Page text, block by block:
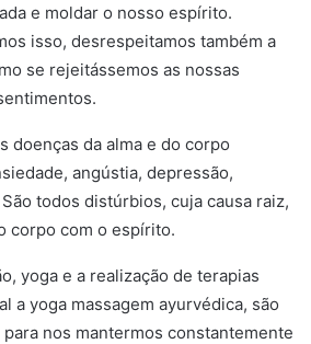
e moldar o nosso espírito.
isso, desrespeitamos também a
se rejeitássemos as nossas
doenças da alma e do corpo
angústia, depressão,
todos distúrbios, cuja causa raiz,
corpo com o espírito.
yoga e a realização de terapias
a yoga massagem ayurvédica, são
nos mantermos constantemente